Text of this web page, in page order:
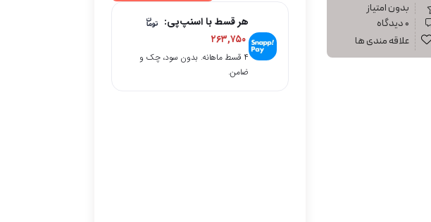
بدون امتیاز
۰ دیدگاه
علاقه مندی ها
هر قسط با اسنپ‌پی:
۴ قسط ماهانه. بدون سود، چک و
ضامن.